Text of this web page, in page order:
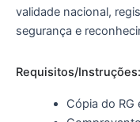
validade nacional,
segurança e
Requisitos/Instruções:
Cópia do RG